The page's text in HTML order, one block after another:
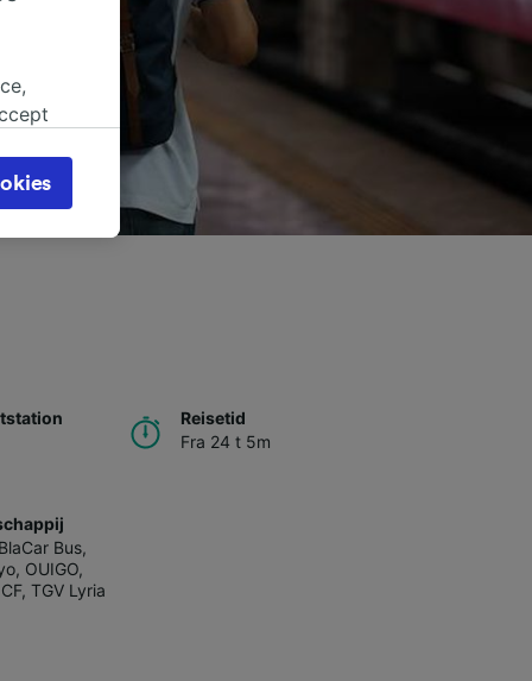
Reisetid
Fra 24 t 5m
Bus,
, OUIGO,
, TGV Lyria
page.